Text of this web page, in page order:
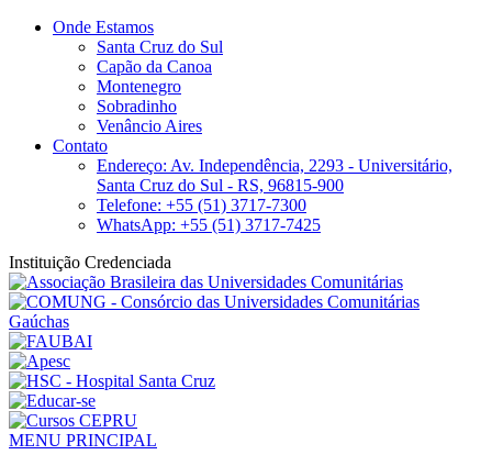
Onde Estamos
Santa Cruz do Sul
Capão da Canoa
Montenegro
Sobradinho
Venâncio Aires
Contato
Endereço: Av. Independência, 2293 - Universitário,
Santa Cruz do Sul - RS, 96815-900
Telefone: +55 (51) 3717-7300
WhatsApp: +55 (51) 3717-7425
Instituição Credenciada
MENU PRINCIPAL